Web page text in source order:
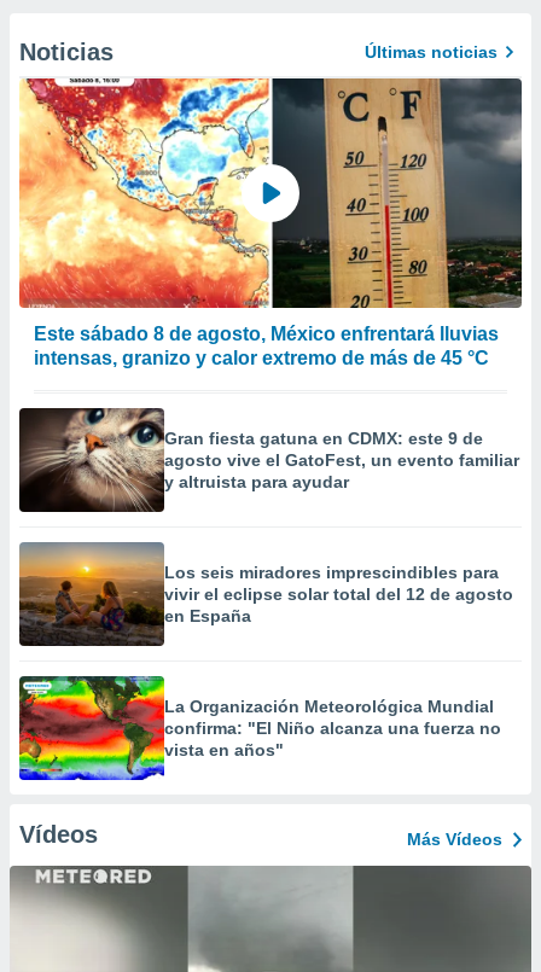
Noticias Últimas noticias
Este sábado 8 de agosto, México enfrentará lluvias
intensas, granizo y calor extremo de más de 45 °C
Gran fiesta gatuna en CDMX: este 9 de
agosto vive el GatoFest, un evento familiar
y altruista para ayudar
Los seis miradores imprescindibles para
vivir el eclipse solar total del 12 de agosto
en España
La Organización Meteorológica Mundial
confirma: "El Niño alcanza una fuerza no
vista en años"
Vídeos Más Vídeos